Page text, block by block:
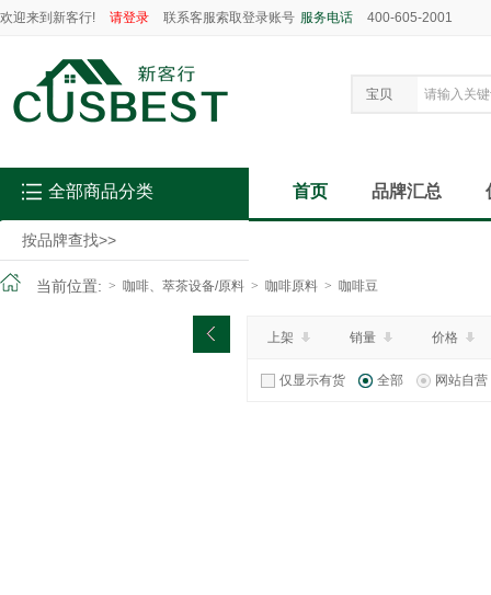
欢迎来到新客行! 请登录 联系客服索取登录账号 服务电话 400-605-2001
宝贝
按品牌查找>>
全部商品分类 首页 品牌汇总
当前位置: > 咖啡、萃茶设备/原料 > 咖啡原料 > 咖啡豆
上架 销量 价格
仅显示有货 全部 网站自营